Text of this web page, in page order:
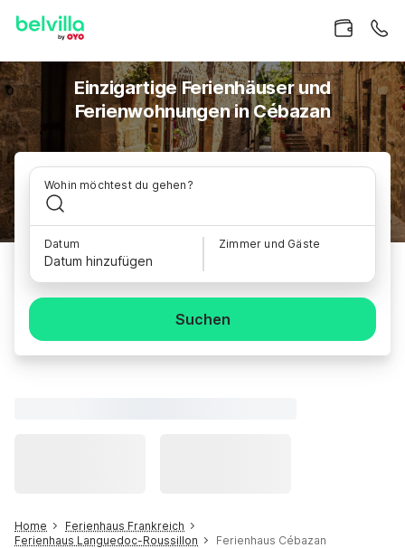
Einzigartige Ferienhäuser und
Ferienwohnungen in Cébazan
Wohin möchtest du gehen?
Datum
Datum hinzufügen
Zimmer und Gäste
Suchen
Home
Ferienhaus Frankreich
Ferienhaus Languedoc-Roussillon
Ferienhaus Cébazan